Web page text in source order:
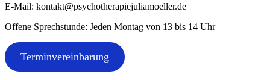
E-Mail: kontakt@psychotherapiejuliamoeller.de
Offene Sprechstunde: Jeden Montag von 13 bis 14 Uhr
Terminvereinbarung